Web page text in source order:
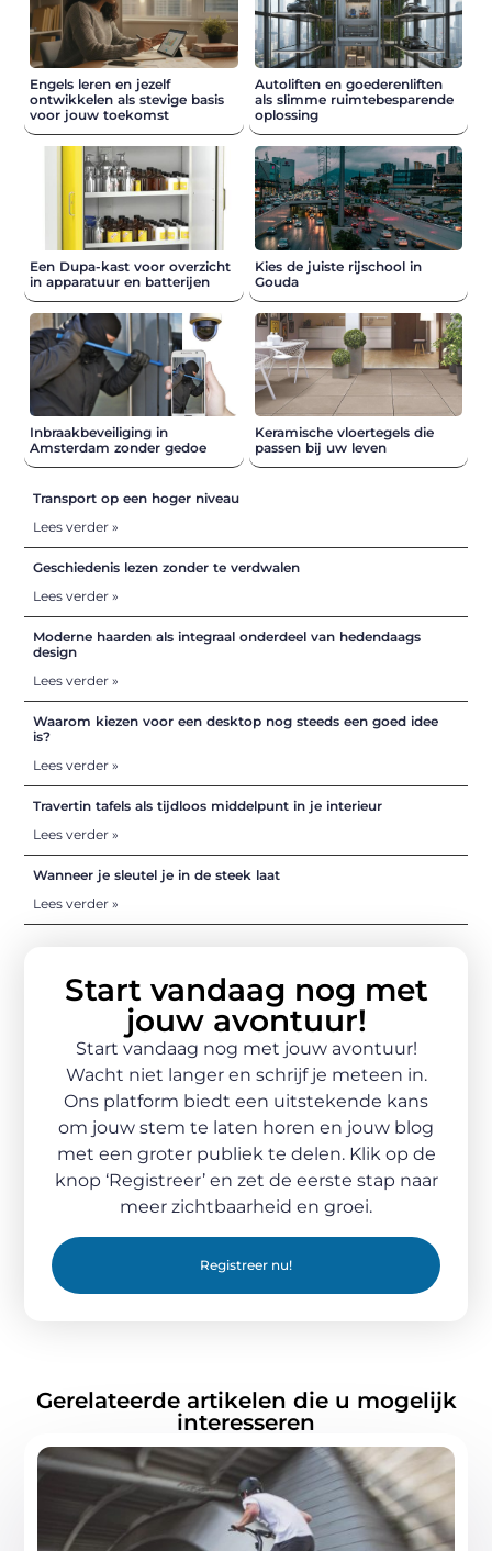
Engels leren en jezelf
ontwikkelen als stevige basis
voor jouw toekomst
Autoliften en goederenliften
als slimme ruimtebesparende
oplossing
Een Dupa-kast voor overzicht
in apparatuur en batterijen
Kies de juiste rijschool in
Gouda
Inbraakbeveiliging in
Amsterdam zonder gedoe
Keramische vloertegels die
passen bij uw leven
Transport op een hoger niveau
Lees verder »
Geschiedenis lezen zonder te verdwalen
Lees verder »
Moderne haarden als integraal onderdeel van hedendaags
design
Lees verder »
Waarom kiezen voor een desktop nog steeds een goed idee
is?
Lees verder »
Travertin tafels als tijdloos middelpunt in je interieur
Lees verder »
Wanneer je sleutel je in de steek laat
Lees verder »
Start vandaag nog met
jouw avontuur!
Start vandaag nog met jouw avontuur!
Wacht niet langer en schrijf je meteen in.
Ons platform biedt een uitstekende kans
om jouw stem te laten horen en jouw blog
met een groter publiek te delen. Klik op de
knop ‘Registreer’ en zet de eerste stap naar
meer zichtbaarheid en groei.
Registreer nu!
Gerelateerde artikelen die u mogelijk
interesseren